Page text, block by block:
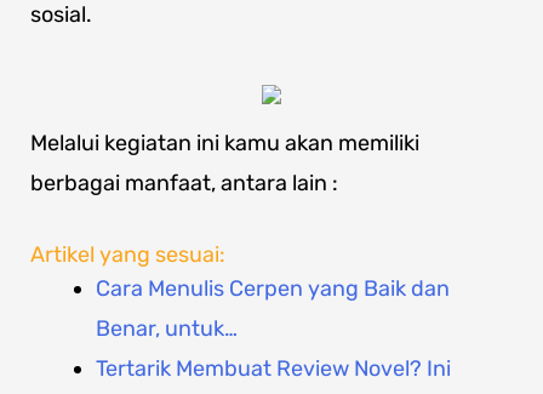
sosial.
Melalui kegiatan ini kamu akan memiliki
berbagai manfaat, antara lain :
Artikel yang sesuai:
Cara Menulis Cerpen yang Baik dan
Benar, untuk…
Tertarik Membuat Review Novel? Ini